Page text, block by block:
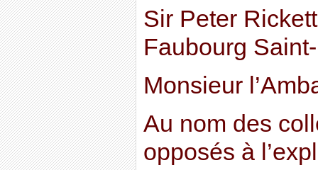
Sir Peter
Faubourg
Monsieur
Au nom des
opposés à